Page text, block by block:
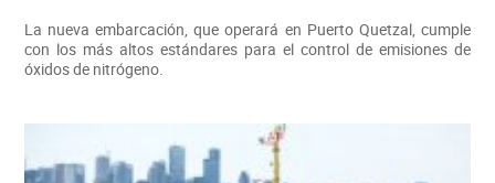
La nueva embarcación, que operará en Puerto Quetzal, cumple
con los más altos estándares para el control de emisiones de
óxidos de nitrógeno.